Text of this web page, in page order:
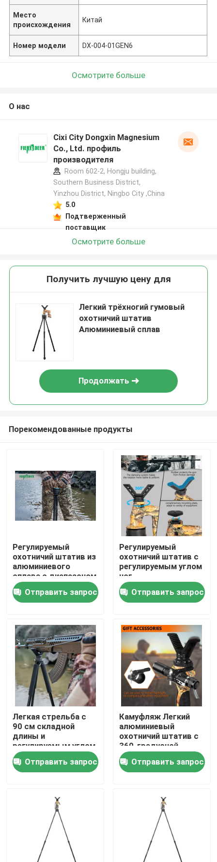
Главная страница
Ролики
VR - шоу
О Компании
Наша фабрика
контроль качества
контактные данные
Отправить запрос
Охотничье скобки
Место
происхождения
Китай
Номер модели DX-004-01GEN6
Осмотрите больше
О нас
Cixi City Dongxin Magnesium
Co., Ltd. профиль
производителя
Room 602-2, Hongju building,
Southern Business District,
Yinzhou District, Ningbo City ,China
5.0
Подтверженный
поставщик
Осмотрите больше
Получить лучшую цену для
Легкий трёхногий гумовый
охотничий штатив
Алюминиевый сплав
Продолжать
Порекомендованные продукты
Регулируемый
охотничий штатив из
алюминиевого
сплава с диапазоном
360°
Отправить запрос
Регулируемый
охотничий штатив с
регулируемым углом
ног
Отправить запрос
Легкая стрельба с
90 см складной
длины и
регулируемым углом
ноги
Отправить запрос
Камуфляж Легкий
алюминиевый
охотничий штатив с
360-градусной
дальностью и
эргономичным
дизайном
Отправить запрос